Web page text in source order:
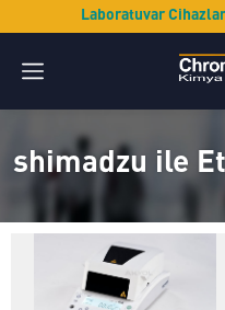
Laboratuvar
shimadzu ile